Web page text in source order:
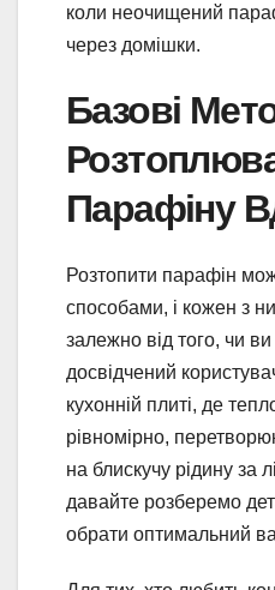
коли неочищений
через домішки.
Базові
Парафіну
Розтопити парафін
способами, і кожен з
залежно від того, чи ви
досвідчений
кухонній плиті, де
рівномірно,
на блискучу рідину за
давайте розберемо
обрати оптимальний